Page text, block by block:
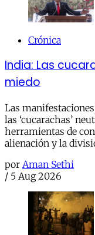
Crónica
India: Las
miedo
Las
las ‘cucarachas’
herramientas de
alienación y la
por Aman Sethi
/ 5 Aug 2026